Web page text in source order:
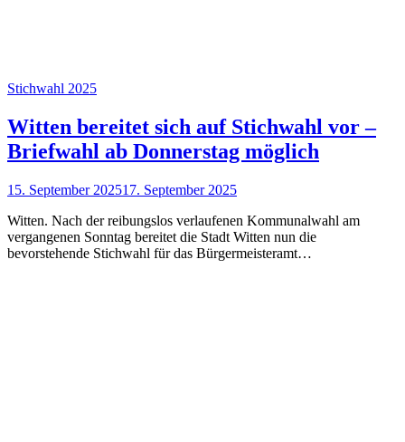
Stichwahl 2025
Witten bereitet sich auf Stichwahl vor –
Briefwahl ab Donnerstag möglich
15. September 202517. September 2025
Witten. Nach der reibungslos verlaufenen Kommunalwahl am
vergangenen Sonntag bereitet die Stadt Witten nun die
bevorstehende Stichwahl für das Bürgermeisteramt…